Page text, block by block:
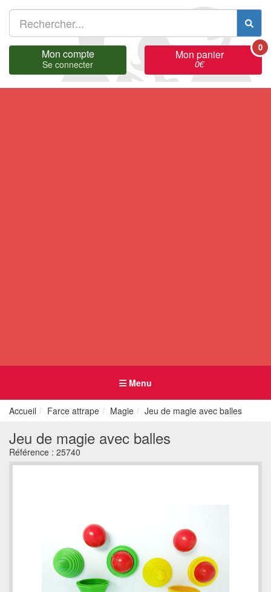
Mon compte
Se connecter
Mon panier
0€
0
Menu
Accueil Farce attrape Magie Jeu de magie avec balles
Jeu de magie avec balles
Référence : 25740